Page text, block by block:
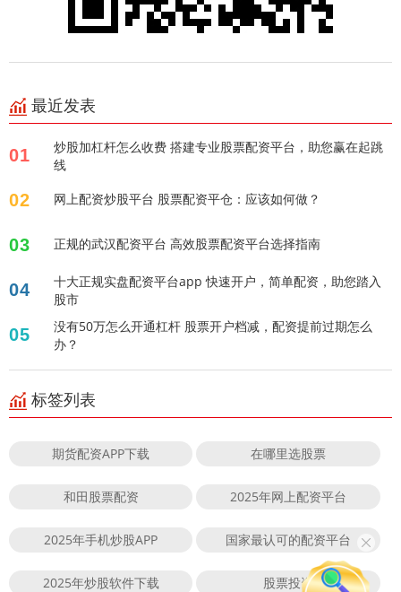
最近发表
01
炒股加杠杆怎么收费 搭建专业股票配资平台，助您赢在起跳
线
02 网上配资炒股平台 股票配资平仓：应该如何做？
03 正规的武汉配资平台 高效股票配资平台选择指南
04
十大正规实盘配资平台app 快速开户，简单配资，助您踏入
股市
05
没有50万怎么开通杠杆 股票开户档减，配资提前过期怎么
办？
标签列表
期货配资APP下载 在哪里选股票
和田股票配资 2025年网上配资平台
2025年手机炒股APP 国家最认可的配资平台
2025年炒股软件下载 股票投资